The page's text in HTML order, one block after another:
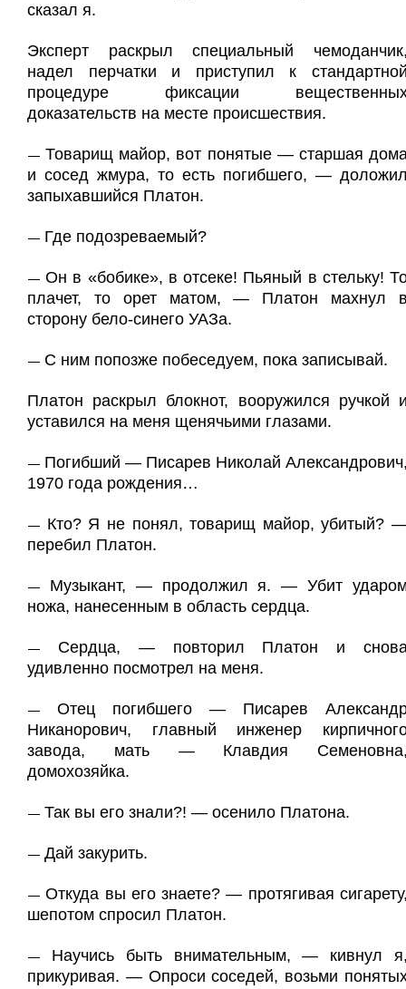
сказал я.
Эксперт раскрыл специальный
надел перчатки и приступил к
процедуре фиксации
доказательств на месте происшествия.
—Товарищ майор, вот понятые — старшая
и сосед жмура, то есть погибшего, —
запыхавшийся Платон.
— Где подозреваемый?
—Он в «бобике», в отсеке! Пьяный в стельку!
плачет, то орет матом, — Платон махнул
сторону бело-синего УАЗа.
— С ним попозже побеседуем, пока записывай.
Платон раскрыл блокнот, вооружился ручкой
уставился на меня щенячьими глазами.
— Погибший — Писарев Николай
1970 года рождения…
— Кто? Я не понял, товарищ майор, убитый?
перебил Платон.
— Музыкант, — продолжил я. — Убит
ножа, нанесенным в область сердца.
— Сердца, — повторил Платон и
удивленно посмотрел на меня.
— Отец погибшего — Писарев
Никанорович, главный инженер
завода, мать — Клавдия
домохозяйка.
— Так вы его знали?! — осенило Платона.
— Дай закурить.
—Откуда вы его знаете? — протягивая
шепотом спросил Платон.
— Научись быть внимательным, — кивнул
прикуривая. — Опроси соседей, возьми